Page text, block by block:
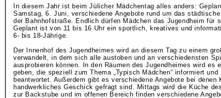
In diesem Jahr ist beim Jülicher Mädchentag alles anders:
Samstag, 6. Juni, verschiedene Angebote rund um das
der Bahnhofstraße. Endlich dürfen Mädchen das Jugendheim für
Geplant ist von 11 bis 16 Uhr ein sportlich, kreatives und
6- bis 18-Jährige.
Der Innenhof des Jugendheimes wird an diesem Tag zu einem
verwandelt, in dem sich alle austoben und an verschiedensten
ausprobieren können. In den Räumen des Jugendheimes wird es
geben, die speziell zum Thema „Typisch Mädchen“ informiert und
beantwortet. Außerdem gibt es verschiedene Angebote bei denen
handwerkliches Geschick gefragt sind. Mittags wird die Küche
zur Backstube und im offenen Bereich finden verschiedene